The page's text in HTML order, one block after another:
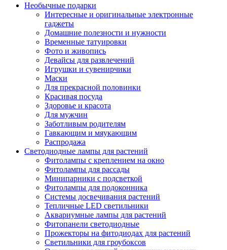
Необычные подарки
Интересные и оригинальные электронные
гаджеты
Домашние полезности и нужности
Временные татуировки
Фото и живопись
Девайсы для развлечений
Игрушки и сувенирчики
Маски
Для прекрасной половинки
Красивая посуда
Здоровье и красота
Для мужчин
Заботливым родителям
Гавкающим и мяукающим
Распродажа
Светодиодные лампы для растений
Фитолампы с креплением на окно
Фитолампы для рассады
Минипарники с подсветкой
Фитолампы для подоконника
Системы досвечивания растений
Тепличные LED светильники
Аквариумные лампы для растений
Фитопанели светодиодные
Прожекторы на фитодиодах для растений
Светильники для гроубоксов